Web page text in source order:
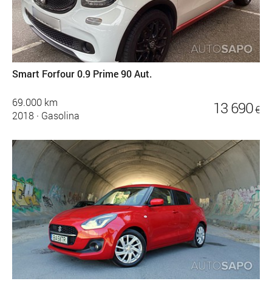
Smart Forfour 0.9 Prime 90 Aut.
69.000 km
2018 · Gasolina 13 690 €